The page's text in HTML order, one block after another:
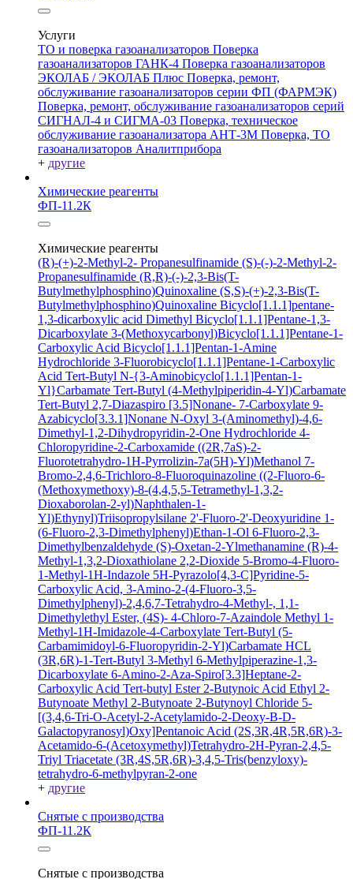
Услуги
ТО и поверка газоанализаторов Поверка
газоанализаторов ГАНК-4 Поверка газоанализаторов
ЭКОЛАБ / ЭКОЛАБ Плюс Поверка, ремонт,
обслуживание газоанализаторов серии ФП (ФАРМЭК)
Поверка, ремонт, обслуживание газоанализаторов серий
СИГНАЛ-4 и СИГМА-03 Поверка, техническое
обслуживание газоанализатора АНТ-3М Поверка, ТО
газоанализаторов Аналитприбора
+ другие
Химические реагенты
ФП-11.2К
Химические реагенты
(R)-(+)-2-Methyl-2- Propanesulfinamide (S)-(-)-2-Methyl-2-
Propanesulfinamide (R,R)-(-)-2,3-Bis(T-
Butylmethylphosphino)Quinoxaline (S,S)-(+)-2,3-Bis(T-
Butylmethylphosphino)Quinoxaline Bicyclo[1.1.1]pentane-
1,3-dicarboxylic acid Dimethyl Bicyclo[1.1.1]Pentane-1,3-
Dicarboxylate 3-(Methoxycarbonyl)Bicyclo[1.1.1]Pentane-1-
Carboxylic Acid Bicyclo[1.1.1]Pentan-1-Amine
Hydrochloride 3-Fluorobicyclo[1.1.1]Pentane-1-Carboxylic
Acid Tert-Butyl N-{3-Aminobicyclo[1.1.1]Pentan-1-
Yl}Carbamate Tert-Butyl (4-Methylpiperidin-4-Yl)Carbamate
Tert-Butyl 2,7-Diazaspiro [3.5]Nonane- 7-Carboxylate 9-
Azabicyclo[3.3.1]Nonane N-Oxyl 3-(Aminomethyl)-4,6-
Dimethyl-1,2-Dihydropyridin-2-One Hydrochloride 4-
Chloropyridine-2-Carboxamide ((2R,7aS)-2-
Fluorotetrahydro-1H-Pyrrolizin-7a(5H)-Yl)Methanol 7-
Bromo-2,4,6-Trichloro-8-Fluoroquinazoline ((2-Fluoro-6-
(Methoxymethoxy)-8-(4,4,5,5-Tetramethyl-1,3,2-
Dioxaborolan-2-yl)Naphthalen-1-
Yl)Ethynyl)Triisopropylsilane 2'-Fluoro-2'-Deoxyuridine 1-
(6-Fluoro-2,3-Dimethylphenyl)Ethan-1-Ol 6-Fluoro-2,3-
Dimethylbenzaldehyde (S)-Oxetan-2-Ylmethanamine (R)-4-
Methyl-1,3,2-Dioxathiolane 2,2-Dioxide 5-Bromo-4-Fluoro-
1-Methyl-1H-Indazole 5H-Pyrazolo[4,3-C]Pyridine-5-
Carboxylic Acid, 3-Amino-2-(4-Fluoro-3,5-
Dimethylphenyl)-2,4,6,7-Tetrahydro-4-Methyl-, 1,1-
Dimethylethyl Ester, (4S)- 4-Chloro-7-Azaindole Methyl 1-
Methyl-1H-Imidazole-4-Carboxylate Tert-Butyl (5-
Carbamimidoyl-6-Fluoropyridin-2-Yl)Carbamate HCL
(3R,6R)-1-Tert-Butyl 3-Methyl 6-Methylpiperazine-1,3-
Dicarboxylate 6-Amino-2-Aza-Spiro[3.3]Heptane-2-
Carboxylic Acid Tert-butyl Ester 2-Butynoic Acid Ethyl 2-
Butynoate Methyl 2-Butynoate 2-Butynoyl Chloride 5-
[(3,4,6-Tri-O-Acetyl-2-Acetylamido-2-Deoxy-B-D-
Galactopyranosyl)Oxy]Pentanoic Acid (2S,3R,4R,5R,6R)-3-
Acetamido-6-(Acetoxymethyl)Tetrahydro-2H-Pyran-2,4,5-
Triyl Triacetate (3R,4S,5R,6R)-3,4,5-Tris(benzyloxy)-
tetrahydro-6-methylpyran-2-one
+ другие
Снятые с производства
ФП-11.2К
Снятые с производства